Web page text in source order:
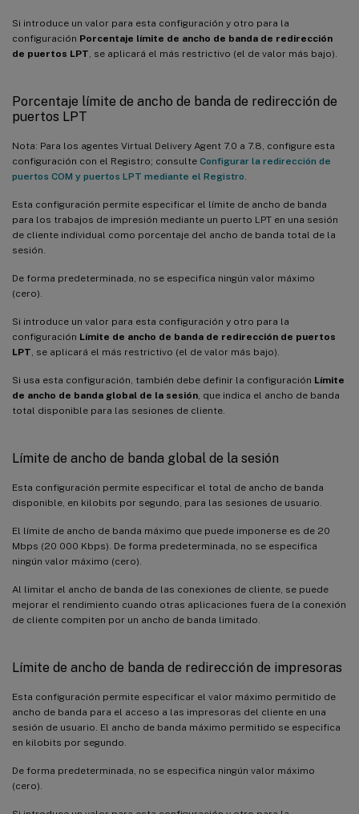
Si introduce un valor para esta configuración y otro para la
configuración Porcentaje límite de ancho de banda de redirección
de puertos LPT , se aplicará el más restrictivo (el de valor más bajo).
Porcentaje límite de ancho de banda de redirección de
puertos LPT
Nota: Para los agentes Virtual Delivery Agent 7.0 a 7.8, configure esta
configuración con el Registro; consulte Configurar la redirección de
puertos COM y puertos LPT mediante el Registro
Esta configuración permite especificar el límite de ancho de banda
para los trabajos de impresión mediante un puerto LPT en una sesión
de cliente individual como porcentaje del ancho de banda total de la
sesión.
De forma predeterminada, no se especifica ningún valor máximo
(cero).
Si introduce un valor para esta configuración y otro para la
configuración Límite de ancho de banda de redirección de puertos
LPT , se aplicará el más restrictivo (el de valor más bajo).
Si usa esta configuración, también debe definir la configuración Límite
de ancho de banda global de la sesión , que indica el ancho de banda
total disponible para las sesiones de cliente.
Límite de ancho de banda global de la sesión
Esta configuración permite especificar el total de ancho de banda
disponible, en kilobits por segundo, para las sesiones de usuario.
El límite de ancho de banda máximo que puede imponerse es de 20
Mbps (20 000 Kbps). De forma predeterminada, no se especifica
ningún valor máximo (cero).
Al limitar el ancho de banda de las conexiones de cliente, se puede
mejorar el rendimiento cuando otras aplicaciones fuera de la conexión
de cliente compiten por un ancho de banda limitado.
Límite de ancho de banda de redirección de impresoras
Esta configuración permite especificar el valor máximo permitido de
ancho de banda para el acceso a las impresoras del cliente en una
sesión de usuario. El ancho de banda máximo permitido se especifica
en kilobits por segundo.
De forma predeterminada, no se especifica ningún valor máximo
(cero).